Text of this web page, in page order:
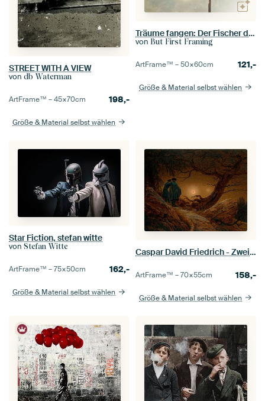
STREET WITH A VIEW
von db Waterman
ArtFrame™ –45×70cm 198,-
Größe & Material selbst wählen
Träume fangen: Der Fischer des Lichts
von But First Framing
ArtFrame™ –50×60cm 121,-
Größe & Material selbst wählen
Star Fiction, stefan witte
von Stefan Witte
ArtFrame™ –75×50cm 162,-
Größe & Material selbst wählen
Caspar David Friedrich - Zwei Männer, die den Mond betrachten
ArtFrame™ –70×55cm 158,-
Größe & Material selbst wählen